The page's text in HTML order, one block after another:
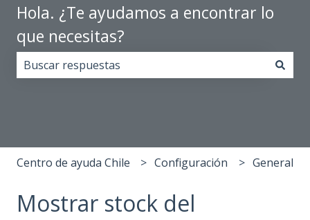
Hola. ¿Te ayudamos a encontrar lo
que necesitas?
Centro de ayuda Chile Configuración General
Mostrar stock del